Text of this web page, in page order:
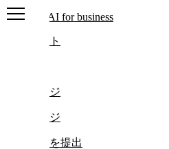
ログアウト
マイページ
マイページ
レポートを提出